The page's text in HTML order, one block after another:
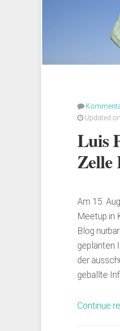
Updated
Luis
Zelle
Am 15.
Meetup in
Blog
geplanten
der
geballte
Continue